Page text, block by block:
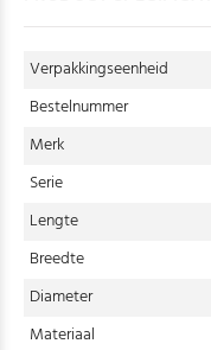
Verpakkingseenheid
Bestelnummer
Merk
Serie
Lengte
Breedte
Diameter
Materiaal